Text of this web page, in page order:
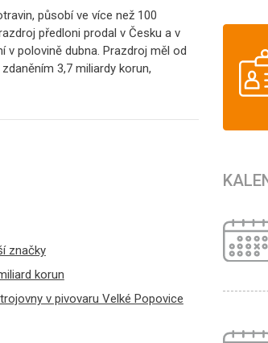
působí ve více než 100
předloni prodal v Česku a v
v polovině dubna. Prazdroj měl od
3,7 miliardy korun,
značky
korun
v pivovaru Velké Popovice